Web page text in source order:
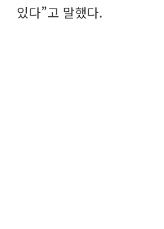
있다”고 말했다.